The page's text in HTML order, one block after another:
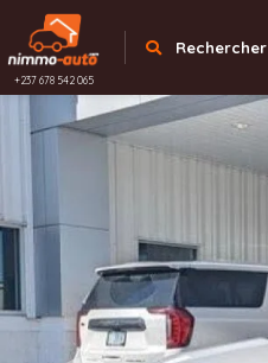
+237 678 542 065
Rechercher